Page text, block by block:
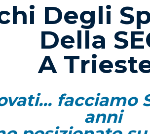
Degli
Della
A
facciamo
anni